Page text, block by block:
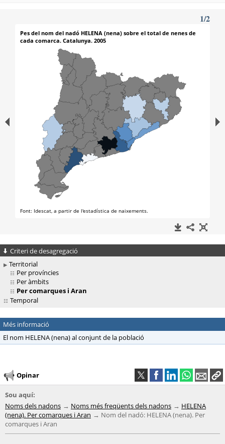
Criteri de desagregació
Territorial
Per províncies
Per àmbits
Per comarques i Aran
Temporal
Més informació
El nom HELENA (nena) al conjunt de la població
Opinar
Sou aquí:
Noms dels nadons
Noms més freqüents dels nadons
HELENA
(nena). Per comarques i Aran
Nom del nadó: HELENA (nena). Per
comarques i Aran